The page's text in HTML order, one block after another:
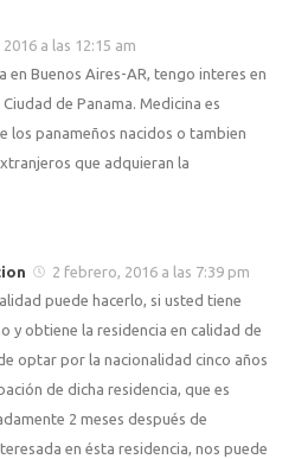
a las 12:15 am
en Buenos Aires-AR, tengo interes en
de Panama. Medicina es
los panameños nacidos o tambien
que adquieran la
2 febrero, 2016 a las 7:39 pm
puede hacerlo, si usted tiene
y obtiene la residencia en calidad de
optar por la nacionalidad cinco años
de dicha residencia, que es
2 meses después de
en ésta residencia, nos puede